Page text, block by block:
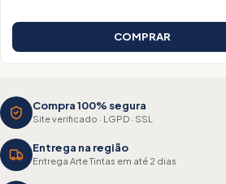
COMPRAR
Compra 100% segura
Site verificado · LGPD · SSL
Entrega na região
Entrega Arte Tintas em até 2 dias